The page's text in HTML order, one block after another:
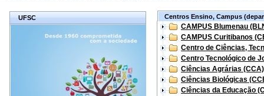
UFSC Centros Ensino, Campus
CAMPUS Blumenau
CAMPUS Curitibanos
Centro de Ciências,
Centro Tecnológico de
Ciências Agrárias (CCA)
Ciências Biológicas
Ciências da Educação